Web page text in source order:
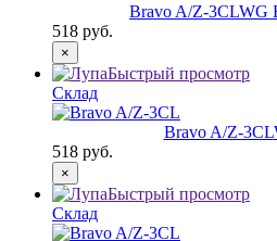
Bravo A/Z-3CLWG
518 руб.
×
Быстрый просмотр
Склад
Bravo A/Z-3CL
518 руб.
×
Быстрый просмотр
Склад